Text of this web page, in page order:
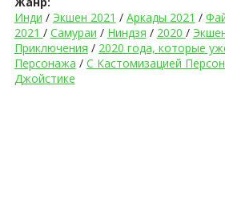
Инди / Экшен 2021 / Аркады 2021 /
2021 / Самураи / Ниндзя / 2020 /
Приключения / 2020 года, которые
Персонажа / С Кастомизацией
Джойстике